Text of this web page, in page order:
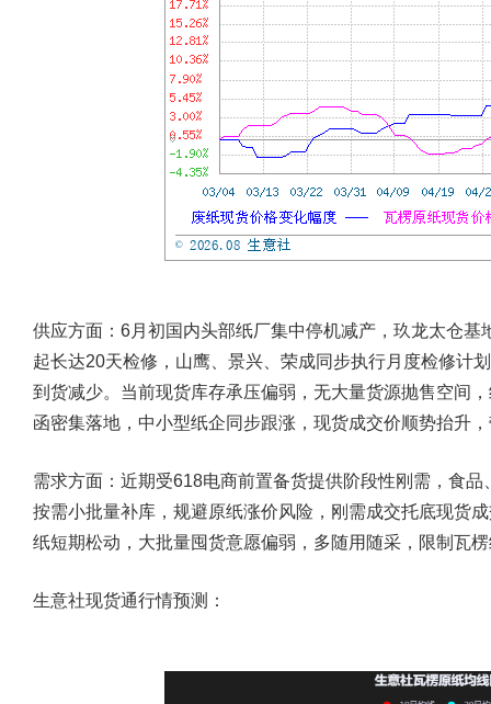
供应方面​： 6月初国内头部纸厂集中停机减产，玖龙太仓
起长达20天检修，山鹰、景兴、荣成同步执行月度检修计
到货减少。当前现货库存承压偏弱，无大量货源抛售空间
函密集落地，中小型纸企同步跟涨，现货成交价顺势抬升
需求方面： 近期受618电商前置备货提供阶段性刚需，食
按需小批量补库，规避原纸涨价风险，刚需成交托底现货
纸短期松动，大批量囤货意愿偏弱，多随用随采，限制瓦
生意社现货通行情预测：